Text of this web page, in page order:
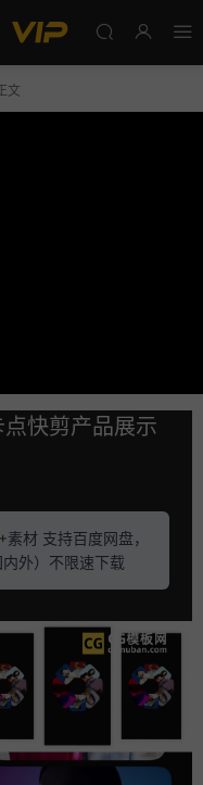
文
快剪产品展示
材 支持百度网盘，
外）不限速下载